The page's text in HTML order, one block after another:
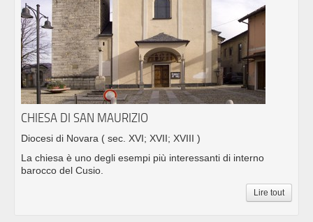
CHIESA DI SAN MAURIZIO
Diocesi di Novara ( sec. XVI; XVII; XVIII )
La chiesa è uno degli esempi più interessanti di interno
barocco del Cusio.
Lire tout